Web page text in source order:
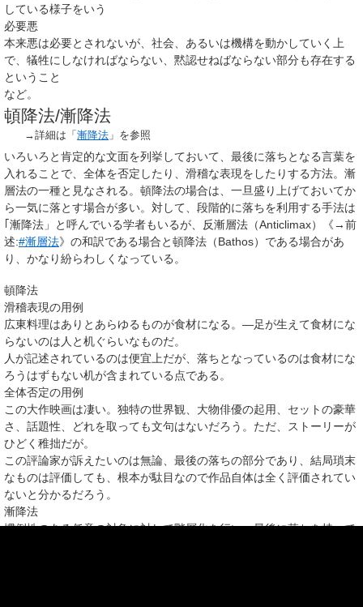
している様子をいう
必要悪
本来悪は必要とされないが、社会、あるいは機構を動かしていく上
で、犠牲にしなければならない、黙認せねばならない部分も存在する
ということ
など。
頓降法/漸降法
→詳細は「漸降法 」を参照
いろいろと肯定的な文面を列挙しておいて、最後に落ちとなる言葉を
入れることで、全体を否定したり、滑稽な表現をしたりする方法。漸
層法の一種と見なされる。頓降法の場合は、一旦盛り上げておいてか
ら一気に落とす場合が多い。対して、段階的に落ちを利用する手法は
｢漸降法」と呼んでいる学者もいるが、反漸層法（Anticlimax）《→前
述:#漸層法》の和訳である場合と頓降法（Bathos）である場合があ
り、かなり紛らわしくなっている。
頓降法
滑稽表現の用例
広東料理はありとあらゆるものが食材になる。―足が生えて食材にな
らないのは人と机ぐらいなものだ。
人が記述されているのは便宜上だが、落ちとなっているのは食材にな
ろうはずもない机が含まれている点である。
全体否定の用例
この大作映画は凄い。独特の世界観、大物俳優の起用、セットの豪華
さ、話題性、どれを取っても文句はないだろう。ただ、ストーリーが
ひどく稚拙だが。
この評論家が訴えたいのは無論、最後の落ちの部分であり、結局瑣末
なものは評価しても、根本が駄目なので作品自体は全く評価されてい
ないと分かるだろう。
漸降法
慣例性のある任意の対象に対して階層化を行い、最後に落ちを持って